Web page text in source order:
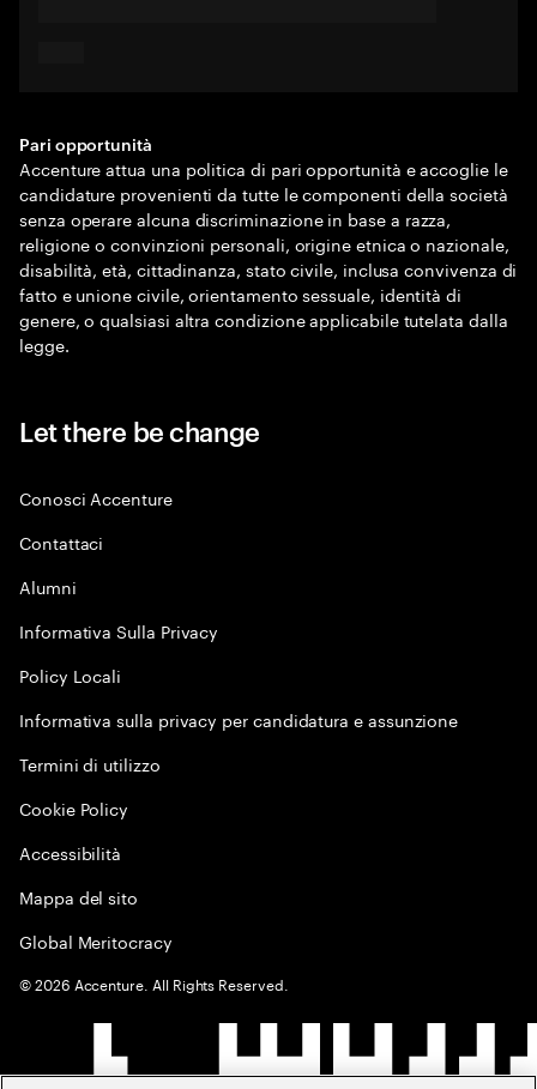
Pari opportunità
Accenture attua una politica di pari opportunità e accoglie le
candidature provenienti da tutte le componenti della società
senza operare alcuna discriminazione in base a razza,
religione o convinzioni personali, origine etnica o nazionale,
disabilità, età, cittadinanza, stato civile, inclusa convivenza di
fatto e unione civile, orientamento sessuale, identità di
genere, o qualsiasi altra condizione applicabile tutelata dalla
legge.
Let there be change
Conosci Accenture
Contattaci
Alumni
Informativa Sulla Privacy
Policy Locali
Informativa sulla privacy per candidatura e assunzione
Termini di utilizzo
Cookie Policy
Accessibilità
Mappa del sito
Global Meritocracy
©2026 Accenture. All Rights Reserved.